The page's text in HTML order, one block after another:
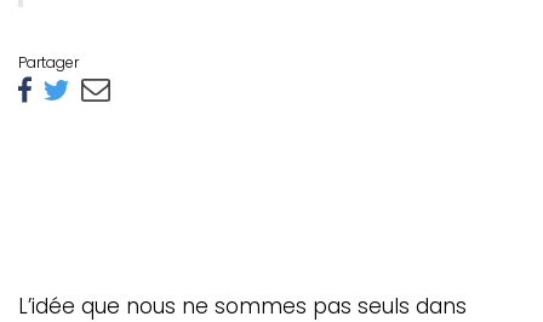
Partager
L’idée que nous ne sommes pas seuls dans